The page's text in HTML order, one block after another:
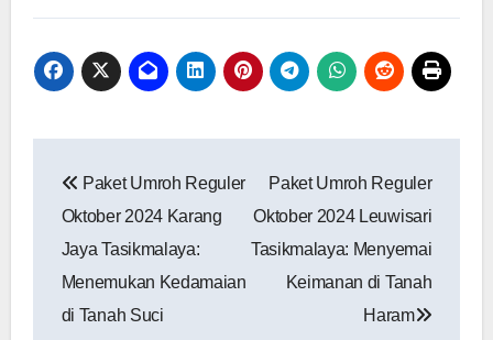
pos
Paket Umroh Reguler
Oktober 2024 Karang
Jaya Tasikmalaya:
Menemukan Kedamaian
di Tanah Suci
Paket Umroh Reguler
Oktober 2024 Leuwisari
Tasikmalaya: Menyemai
Keimanan di Tanah
Haram